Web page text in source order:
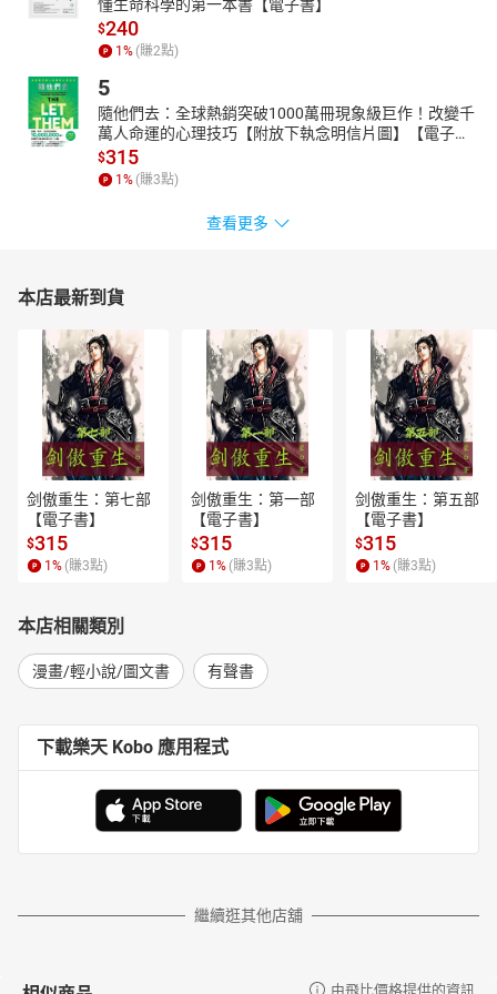
懂生命科學的第一本書【電子書】
$240
1 % (賺2點)
5
隨他們去：全球熱銷突破1000萬冊現象級巨作！改變千
萬人命運的心理技巧【附放下執念明信片圖】【電子
書】
$315
1 % (賺3點)
查看更多
本店最新到貨
剑傲重生：第七部
【電子書】
$315
1 % (賺3點)
剑傲重生：第一部
【電子書】
$315
1 % (賺3點)
剑傲重生：第五部
【電子書】
$315
1 % (賺3點)
本店相關類別
漫畫/輕小說/圖文書 有聲書
下載樂天 Kobo 應用程式
繼續逛其他店舖
由飛比價格提供的資訊